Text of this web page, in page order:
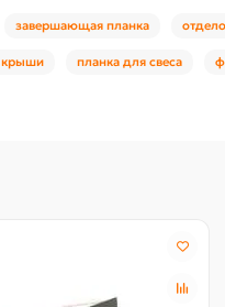
завершающая планка
крыши планка для свеса